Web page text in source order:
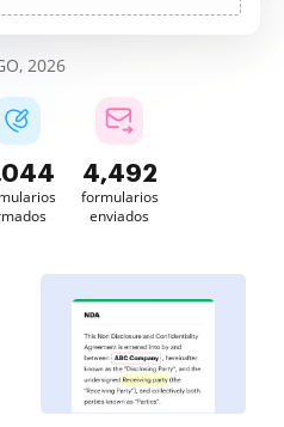
2026
4,492
formularios
enviados